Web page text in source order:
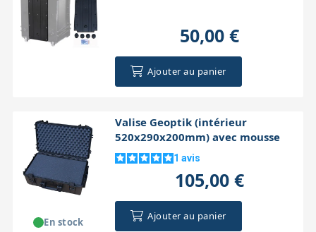
50,00 €
Ajouter au panier
Valise Geoptik (intérieur
520x290x200mm) avec mousse
1 avis
105,00 €
Ajouter au panier
En stock